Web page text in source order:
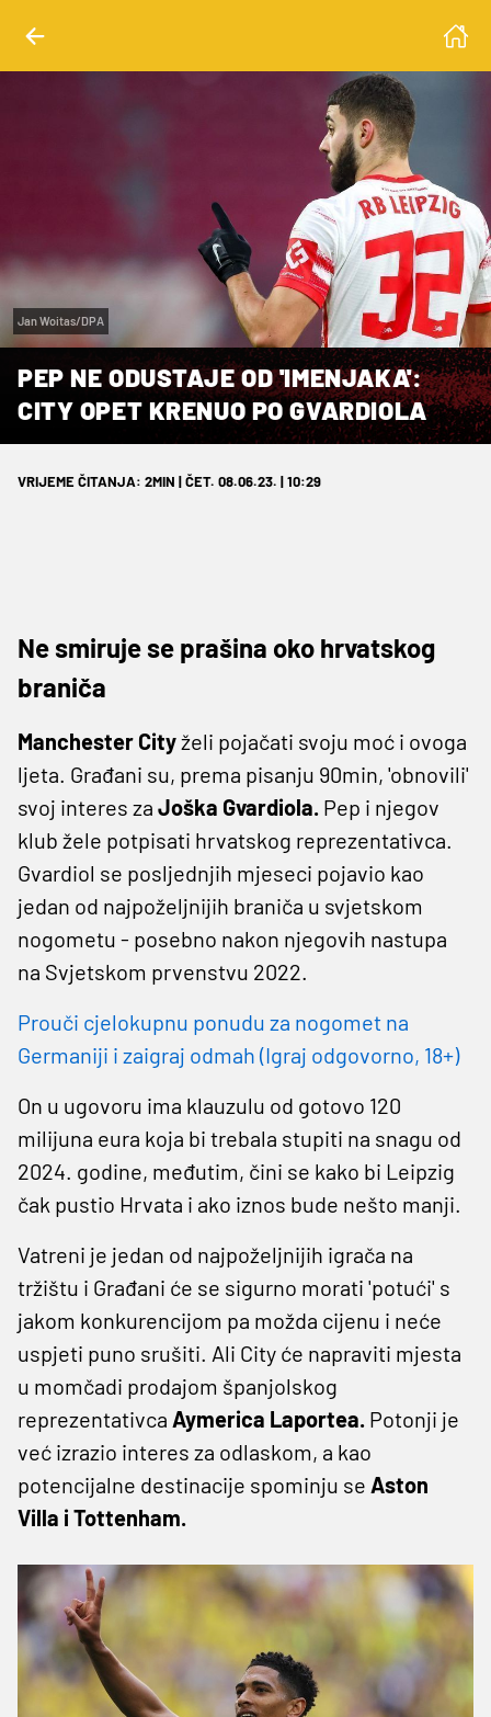
Jan Woitas/DPA
PEP NE ODUSTAJE OD 'IMENJAKA':
CITY OPET KRENUO PO GVARDIOLA
VRIJEME ČITANJA: 2MIN | ČET. 08.06.23. | 10:29
Ne smiruje se prašina oko hrvatskog
braniča
Manchester Cityželi pojačati svoju moć i ovoga
ljeta. Građani su, prema pisanju 90min, 'obnovili'
svoj interes za Joška Gvardiola. Pep i njegov
klub žele potpisati hrvatskog reprezentativca.
Gvardiol se posljednjih mjeseci pojavio kao
jedan od najpoželjnijih braniča u svjetskom
nogometu - posebno nakon njegovih nastupa
na Svjetskom prvenstvu 2022.
Prouči cjelokupnu ponudu za nogomet na
Germaniji i zaigraj odmah (Igraj odgovorno, 18+)
On u ugovoru ima klauzulu od gotovo 120
milijuna eura koja bi trebala stupiti na snagu od
2024. godine, međutim, čini se kako bi Leipzig
čak pustio Hrvata i ako iznos bude nešto manji.
Vatreni je jedan od najpoželjnijih igrača na
tržištu i Građani će se sigurno morati 'potući' s
jakom konkurencijom pa možda cijenu i neće
uspjeti puno srušiti. Ali City će napraviti mjesta
u momčadi prodajom španjolskog
reprezentativca Aymerica Laportea. Potonji je
već izrazio interes za odlaskom, a kao
potencijalne destinacije spominju se Aston
Villa i Tottenham.